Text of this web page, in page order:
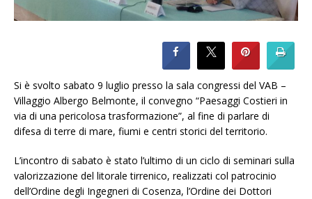
Si è svolto sabato 9 luglio presso la sala congressi del VAB –
Villaggio Albergo Belmonte, il convegno “Paesaggi Costieri in
via di una pericolosa trasformazione”, al fine di parlare di
difesa di terre di mare, fiumi e centri storici del territorio.
L’incontro di sabato è stato l’ultimo di un ciclo di seminari sulla
valorizzazione del litorale tirrenico, realizzati col patrocinio
dell’Ordine degli Ingegneri di Cosenza, l’Ordine dei Dottori